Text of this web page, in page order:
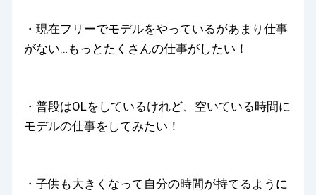
・現在フリーでモデルをやっているがあまり仕事
がない…もっとたくさんの仕事がしたい！
・普段はOLをしているけれど、空いている時間に
モデルの仕事をしてみたい！
・子供も大きくなって自分の時間が持てるように